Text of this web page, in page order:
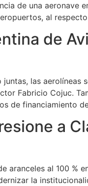
de una aeronave
al respecto
de
las aerolíneas
Fabricio Cojuc.
de financiamiento
a
al 100 %
la